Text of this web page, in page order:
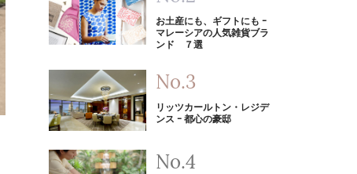
お土産にも、ギフトにも ｰ
マレーシアの人気雑貨ブラ
ンド ７選
リッツカールトン・レジデ
ンス ｰ 都心の豪邸